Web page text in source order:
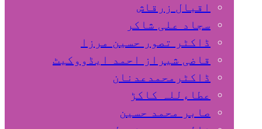
اقبال زرقاش
سجاد علی شاکر
ڈاکٹر تصور حسین مرزا
قاضی شیراز احمد ایڈووکیٹ
ڈاکٹرمحمدعدنان
عطاءللہ کاکڑ
صابر محمد حسین